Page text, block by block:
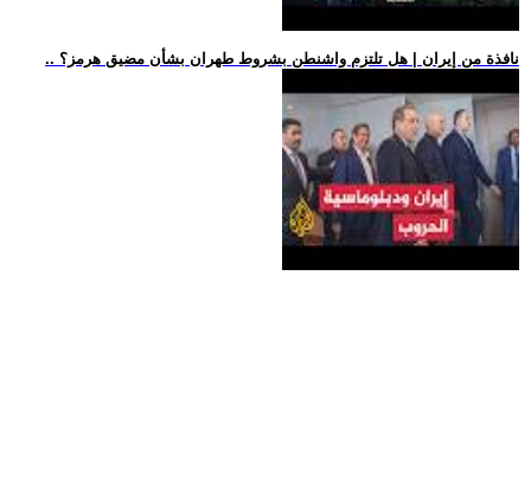
.. نافذة من إيران | هل تلتزم واشنطن بشروط طهران بشأن مضيق هرمز؟